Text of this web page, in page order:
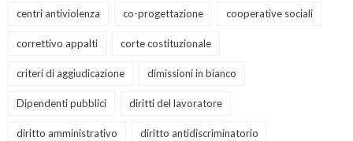
centri antiviolenza co-progettazione cooperative sociali
correttivo appalti corte costituzionale
criteri di aggiudicazione dimissioni in bianco
Dipendenti pubblici diritti del lavoratore
diritto amministrativo diritto antidiscriminatorio